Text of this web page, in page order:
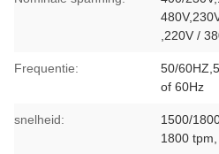
,220V /
Frequentie:
50/
of 60Hz
snelheid:
1500/
1800